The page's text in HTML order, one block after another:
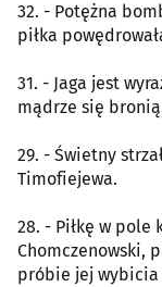
32. - Potężna
piłka
31. - Jaga jest
mądrze się
29. - Świetny
Timofiejewa.
28. - Piłkę w pole
Chomczenowski,
próbie jej wybicia